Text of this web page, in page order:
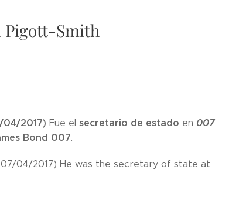
Pigott-Smith
04/2017) Fue el secretario de estado en 007
Bond 007.
04/2017) He was the secretary of state at